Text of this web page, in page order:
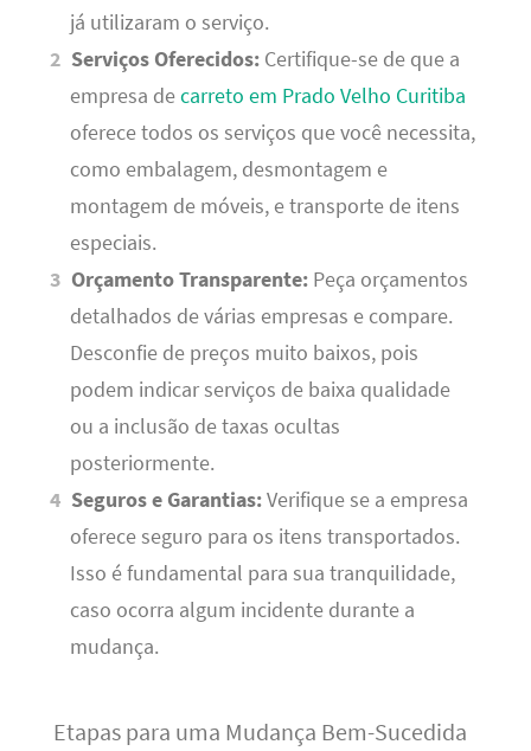
já utilizaram o serviço.
Serviços Oferecidos: Certifique-se de que a
empresa decarreto em Prado Velho Curitiba
oferece todos os serviços que você necessita,
como embalagem, desmontagem e
montagem de móveis, e transporte de itens
especiais.
Orçamento Transparente: Peça orçamentos
detalhados de várias empresas e compare.
Desconfie de preços muito baixos, pois
podem indicar serviços de baixa qualidade
ou a inclusão de taxas ocultas
posteriormente.
Seguros e Garantias:Verifique se a empresa
oferece seguro para os itens transportados.
Isso é fundamental para sua tranquilidade,
caso ocorra algum incidente durante a
mudança.
Etapas para uma Mudança Bem-Sucedida